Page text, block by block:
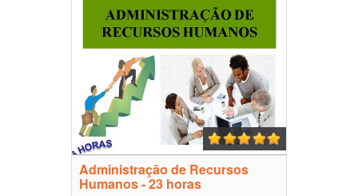
Administração de Recursos
Humanos - 23 horas